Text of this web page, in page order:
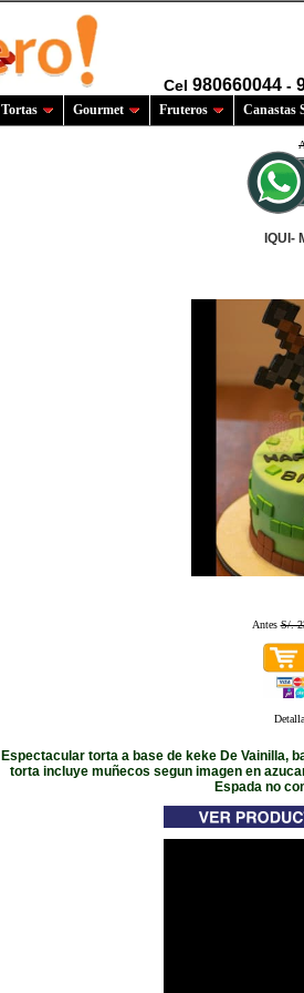
Cel 980660044 -
Tortas Gourmet Fruteros Canastas
IQUI-
AntesS/.
Espectacular torta a base de keke De Vainilla,
torta incluye muñecos segun imagen en
Espada no